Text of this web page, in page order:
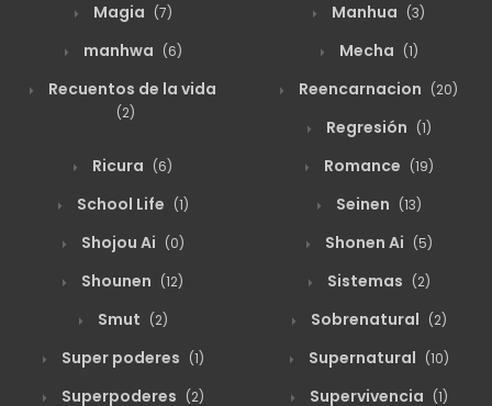
Capitulo 42 agosto 19, 2025
Capitulo 41 agosto 19, 2025
Capitulo 40 agosto 19, 2025
Capitulo 39 agosto 19, 2025
Capitulo 38 agosto 19, 2025
Magia (7) Manhua (3)
manhwa (6) Mecha (1)
Recuentos de la vida
(2)
Reencarnacion (20)
Regresión (1)
Ricura (6) Romance (19)
School Life (1) Seinen (13)
Shojou Ai (0) Shonen Ai (5)
Shounen (12) Sistemas (2)
Smut (2) Sobrenatural (2)
Super poderes (1) Supernatural (10)
Superpoderes (2) Supervivencia (1)